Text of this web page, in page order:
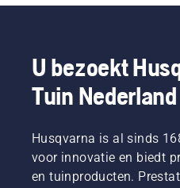
U bezoekt
Tuin Nederland
Husqvarna is al sinds
voor innovatie en biedt
en tuinproducten.